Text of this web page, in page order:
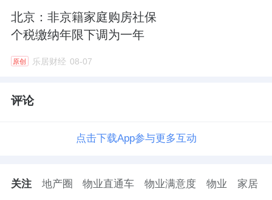
北京：非京籍家庭购房社保
个税缴纳年限下调为一年
原创 乐居财经 08-07
评论
点击下载App参与更多互动
关注 地产圈 物业直通车 物业满意度 物业 家居